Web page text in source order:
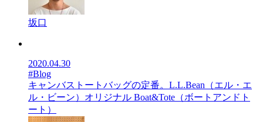
坂口
2020.04.30
#Blog
キャンバストートバッグの定番。L.L.Bean（エル・エ
ル・ビーン）オリジナル Boat&Tote（ボートアンドト
ート）